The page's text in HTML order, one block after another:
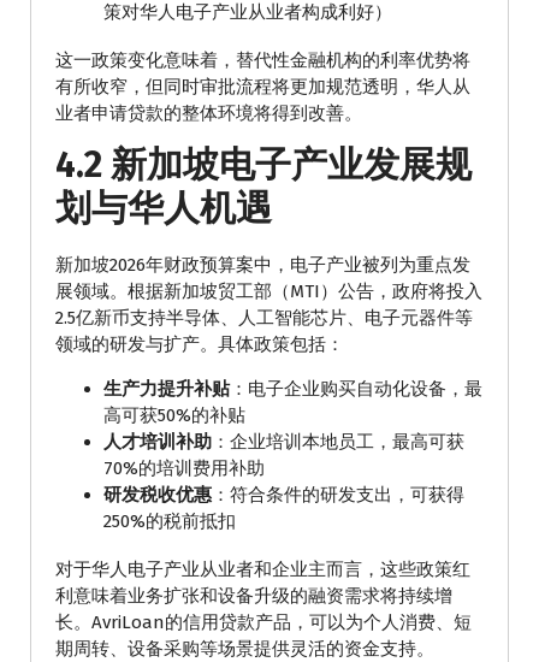
策对华人电子产业从业者构成利好）
这一政策变化意味着，替代性金融机构的利率优势将
有所收窄，但同时审批流程将更加规范透明，华人从
业者申请贷款的整体环境将得到改善。
4.2 新加坡电子产业发展规
划与华人机遇
新加坡2026年财政预算案中，电子产业被列为重点发
展领域。根据新加坡贸工部（MTI）公告，政府将投入
2.5亿新币支持半导体、人工智能芯片、电子元器件等
领域的研发与扩产。具体政策包括：
生产力提升补贴：电子企业购买自动化设备，最
高可获50%的补贴
人才培训补助 ：企业培训本地员工，最高可获
70%的培训费用补助
研发税收优惠 ：符合条件的研发支出，可获得
250%的税前抵扣
对于华人电子产业从业者和企业主而言，这些政策红
利意味着业务扩张和设备升级的融资需求将持续增
长。AvriLoan的信用贷款产品，可以为个人消费、短
期周转、设备采购等场景提供灵活的资金支持。